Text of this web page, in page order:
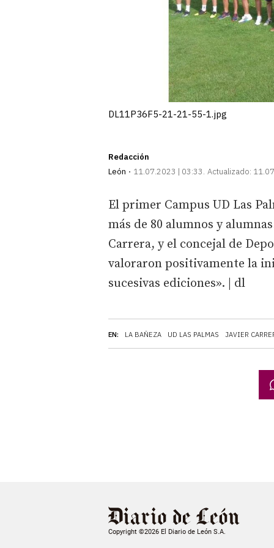
DL11P36F5-21-21-55-1.jpg
Redacción
León
11.07.2023 | 03:33 Actualizado:
EN: LA BAÑEZA UD LAS PALMAS JAVIER
El primer Campus UD Las
más de 80 alumnos y
Carrera, y el concejal de
valoraron positivamente la
sucesivas ediciones». | dl
Copyright ©2026 El Diario de León S.A.